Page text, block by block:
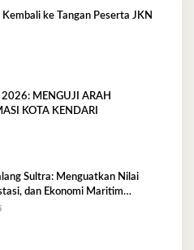
ke Tangan Peserta JKN
2026: MENGUJI ARAH
KOTA KENDARI
Sultra: Menguatkan Nilai
dan Ekonomi Maritim